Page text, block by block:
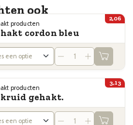
ook
producten
cordon bleu
2,06
producten
gehakt.
3,13